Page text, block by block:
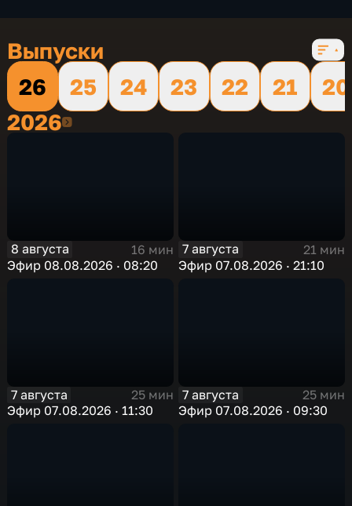
Выпуски
26
25 24 23 22 21
20
20262026
8 августа
16 мин
Эфир 08.08.2026 · 08:20
7 августа
21 мин
Эфир 07.08.2026 · 21:10
7 августа
25 мин
Эфир 07.08.2026 · 11:30
7 августа
25 мин
Эфир 07.08.2026 · 09:30